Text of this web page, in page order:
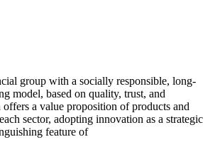
group with a socially responsible, long-
model, based on quality, trust, and
a value proposition of products and
sector, adopting innovation as a strategic
feature of